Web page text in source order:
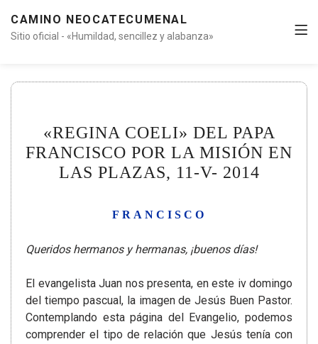
CAMINO NEOCATECUMENAL
Sitio oficial - «Humildad, sencillez y alabanza»
«REGINA COELI» DEL PAPA
FRANCISCO POR LA MISIÓN EN
LAS PLAZAS, 11-V- 2014
FRANCISCO
Queridos hermanos y hermanas, ¡buenos días!
El evangelista Juan nos presenta, en este iv domingo
del tiempo pascual, la imagen de Jesús Buen Pastor.
Contemplando esta página del Evangelio, podemos
comprender el tipo de relación que Jesús tenía con